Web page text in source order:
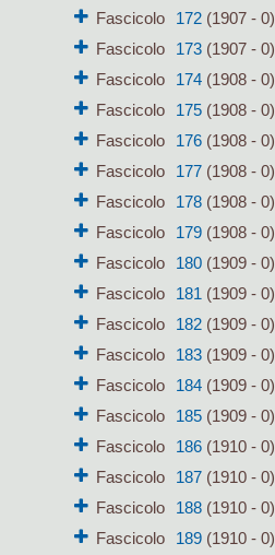
Fascicolo
172(1907 - 0)
Fascicolo
173(1907 - 0)
Fascicolo
174(1908 - 0)
Fascicolo
175(1908 - 0)
Fascicolo
176(1908 - 0)
Fascicolo
177(1908 - 0)
Fascicolo
178(1908 - 0)
Fascicolo
179(1908 - 0)
Fascicolo
180(1909 - 0)
Fascicolo
181 (1909 - 0)
Fascicolo
182(1909 - 0)
Fascicolo
183(1909 - 0)
Fascicolo
184(1909 - 0)
Fascicolo
185(1909 - 0)
Fascicolo
186(1910 - 0)
Fascicolo
187(1910 - 0)
Fascicolo
188(1910 - 0)
Fascicolo
189(1910 - 0)